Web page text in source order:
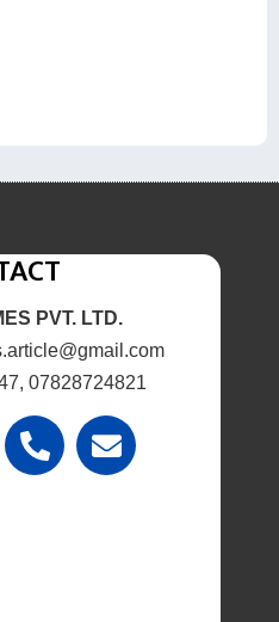
PVT. LTD.
07828724821